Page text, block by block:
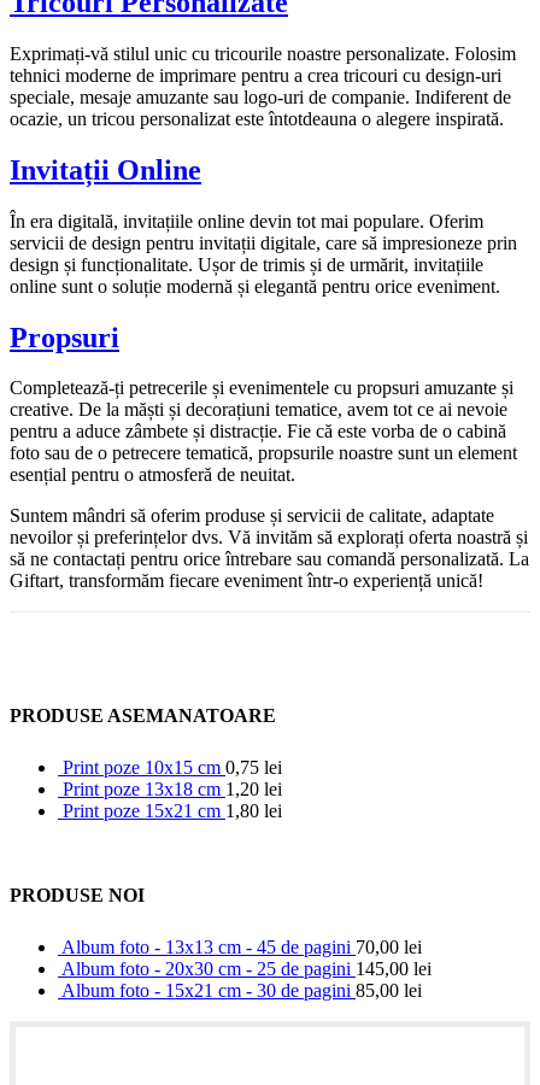
Exprimați-vă stilul unic cu tricourile noastre personalizate. Folosim
tehnici moderne de imprimare pentru a crea tricouri cu design-uri
speciale, mesaje amuzante sau logo-uri de companie. Indiferent de
ocazie, un tricou personalizat este întotdeauna o alegere inspirată.
Invitații Online
În era digitală, invitațiile online devin tot mai populare. Oferim
servicii de design pentru invitații digitale, care să impresioneze prin
design și funcționalitate. Ușor de trimis și de urmărit, invitațiile
online sunt o soluție modernă și elegantă pentru orice eveniment.
Propsuri
Completează-ți petrecerile și evenimentele cu propsuri amuzante și
creative. De la măști și decorațiuni tematice, avem tot ce ai nevoie
pentru a aduce zâmbete și distracție. Fie că este vorba de o cabină
foto sau de o petrecere tematică, propsurile noastre sunt un element
esențial pentru o atmosferă de neuitat.
Suntem mândri să oferim produse și servicii de calitate, adaptate
nevoilor și preferințelor dvs. Vă invităm să explorați oferta noastră și
să ne contactați pentru orice întrebare sau comandă personalizată. La
Giftart, transformăm fiecare eveniment într-o experiență unică!
PRODUSE ASEMANATOARE
Print poze 10x15 cm 0,75 lei
Print poze 13x18 cm 1,20 lei
Print poze 15x21 cm 1,80 lei
PRODUSE NOI
Album foto - 13x13 cm - 45 de pagini 70,00 lei
Album foto - 20x30 cm - 25 de pagini 145,00 lei
Album foto - 15x21 cm - 30 de pagini 85,00 lei